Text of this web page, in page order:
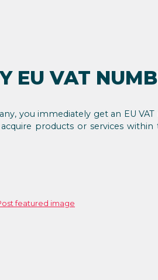
EU VAT
you immediately get an EU
products or services